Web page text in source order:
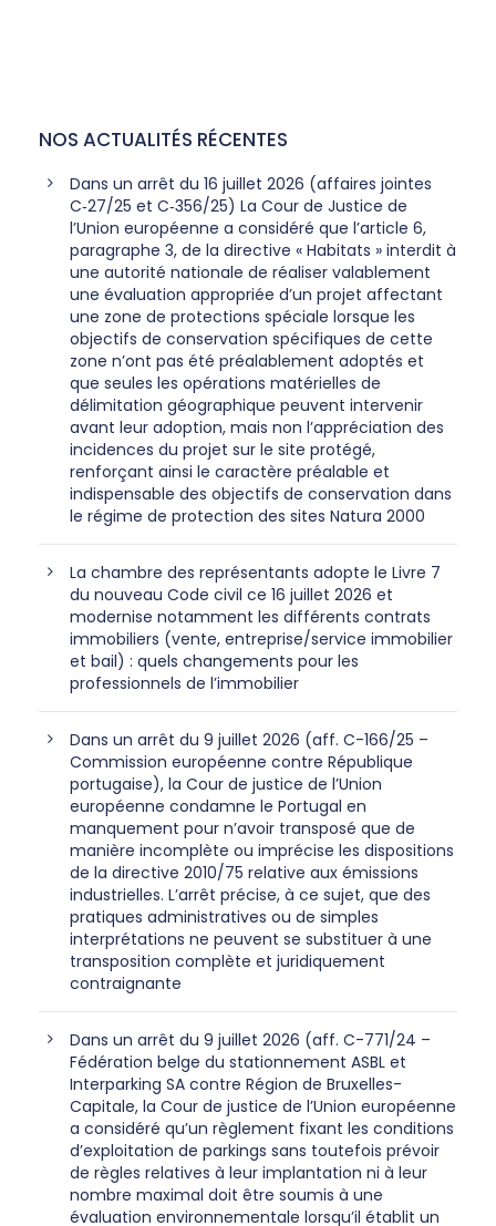
NOS ACTUALITÉS RÉCENTES
Dans un arrêt du 16 juillet 2026 (affaires jointes
C‑27/25 et C‑356/25) La Cour de Justice de
l’Union européenne a considéré que l’article 6,
paragraphe 3, de la directive « Habitats » interdit à
une autorité nationale de réaliser valablement
une évaluation appropriée d’un projet affectant
une zone de protections spéciale lorsque les
objectifs de conservation spécifiques de cette
zone n’ont pas été préalablement adoptés et
que seules les opérations matérielles de
délimitation géographique peuvent intervenir
avant leur adoption, mais non l’appréciation des
incidences du projet sur le site protégé,
renforçant ainsi le caractère préalable et
indispensable des objectifs de conservation dans
le régime de protection des sites Natura 2000
La chambre des représentants adopte le Livre 7
du nouveau Code civil ce 16 juillet 2026 et
modernise notamment les différents contrats
immobiliers (vente, entreprise/service immobilier
et bail) : quels changements pour les
professionnels de l’immobilier
Dans un arrêt du 9 juillet 2026 (aff. C-166/25 –
Commission européenne contre République
portugaise), la Cour de justice de l’Union
européenne condamne le Portugal en
manquement pour n’avoir transposé que de
manière incomplète ou imprécise les dispositions
de la directive 2010/75 relative aux émissions
industrielles. L’arrêt précise, à ce sujet, que des
pratiques administratives ou de simples
interprétations ne peuvent se substituer à une
transposition complète et juridiquement
contraignante
Dans un arrêt du 9 juillet 2026 (aff. C-771/24 –
Fédération belge du stationnement ASBL et
Interparking SA contre Région de Bruxelles-
Capitale, la Cour de justice de l’Union européenne
a considéré qu’un règlement fixant les conditions
d’exploitation de parkings sans toutefois prévoir
de règles relatives à leur implantation ni à leur
nombre maximal doit être soumis à une
évaluation environnementale lorsqu’il établit un